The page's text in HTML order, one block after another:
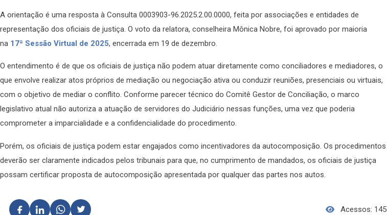
A orientação é uma resposta à Consulta 0003903-96.2025.2.00.0000, feita por associações e entidades de
representação dos oficiais de justiça. O voto da relatora, conselheira Mônica Nobre, foi aprovado por maioria
na 17ª Sessão Virtual de 2025, encerrada em 19 de dezembro.
O entendimento é de que os oficiais de justiça não podem atuar diretamente como conciliadores e mediadores, o
que envolve realizar atos próprios de mediação ou negociação ativa ou conduzir reuniões, presenciais ou virtuais,
com o objetivo de mediar o conflito. Conforme parecer técnico do Comitê Gestor de Conciliação, o marco
legislativo atual não autoriza a atuação de servidores do Judiciário nessas funções, uma vez que poderia
comprometer a imparcialidade e a confidencialidade do procedimento.
Porém, os oficiais de justiça podem estar engajados como incentivadores da autocomposição. Os procedimentos
deverão ser claramente indicados pelos tribunais para que, no cumprimento de mandados, os oficiais de justiça
possam certificar proposta de autocomposição apresentada por qualquer das partes nos autos.
Acessos: 145